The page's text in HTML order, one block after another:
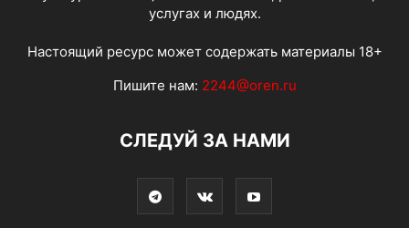
услугах и людях.
Настоящий ресурс может содержать материалы 18+
Пишите нам: 2244@oren.ru
СЛЕДУЙ ЗА НАМИ